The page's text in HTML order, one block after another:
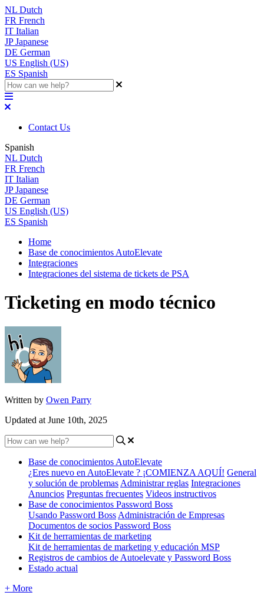
NL Dutch
FR French
IT Italian
JP Japanese
DE German
US English (US)
ES Spanish
Contact Us
Spanish
NL Dutch
FR French
IT Italian
JP Japanese
DE German
US English (US)
ES Spanish
Home
Base de conocimientos AutoElevate
Integraciones
Integraciones del sistema de tickets de PSA
Ticketing en modo técnico
Written by Owen Parry
Updated at June 10th, 2025
Base de conocimientos AutoElevate
¿Eres nuevo en AutoElevate ? ¡COMIENZA AQUÍ! General
y solución de problemas Administrar reglas Integraciones
Anuncios Preguntas frecuentes Videos instructivos
Base de conocimientos Password Boss
Usando Password Boss Administración de Empresas
Documentos de socios Password Boss
Kit de herramientas de marketing
Kit de herramientas de marketing y educación MSP
Registros de cambios de Autoelevate y Password Boss
Estado actual
+ More